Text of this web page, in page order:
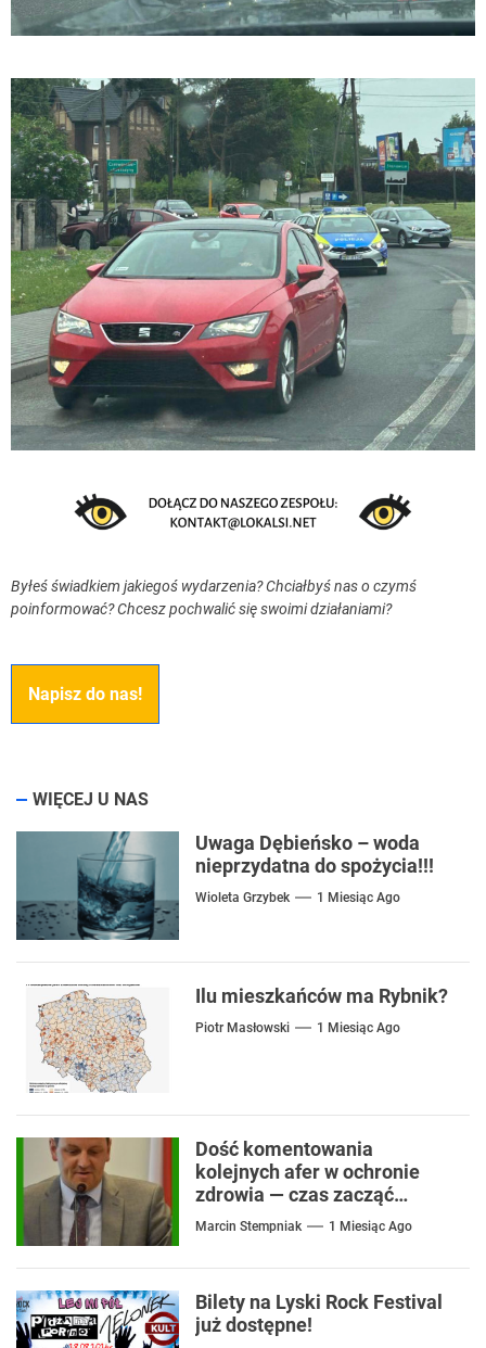
Byłeś świadkiem jakiegoś wydarzenia? Chciałbyś nas o czymś
poinformować? Chcesz pochwalić się swoimi działaniami?
Napisz do nas!
WIĘCEJ U NAS
Uwaga Dębieńsko – woda
nieprzydatna do spożycia!!!
Wioleta Grzybek 1 Miesiąc Ago
Ilu mieszkańców ma Rybnik?
Piotr Masłowski 1 Miesiąc Ago
Dość komentowania
kolejnych afer w ochronie
zdrowia — czas zacząć
mówić o rozwiązaniach
Marcin Stempniak 1 Miesiąc Ago
Bilety na Lyski Rock Festival
już dostępne!